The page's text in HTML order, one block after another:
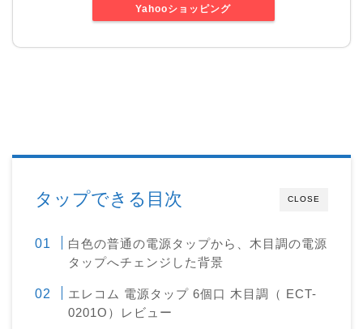
Yahooショッピング
CLOSE
タップできる目次
白色の普通の電源タップから、木目調の電源
タップへチェンジした背景
エレコム 電源タップ 6個口 木目調（ ECT-
0201O）レビュー